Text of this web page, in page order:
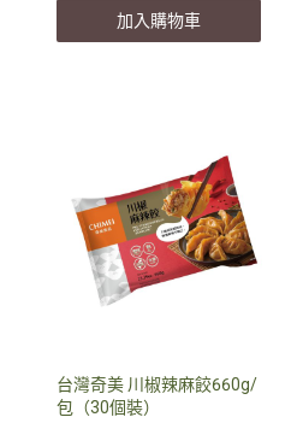
加入購物車
台灣奇美 川椒辣麻餃660g/
包（30個裝）